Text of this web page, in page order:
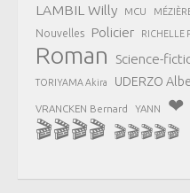
LAMBIL Willy MCU
Nouvelles Policier RICHELLE
Roman Science-
TORIYAMA Akira UDERZO
VRANCKEN Bernard YANN ❤
🎬🎬🎬🎬 🎬🎬🎬🎬🎬